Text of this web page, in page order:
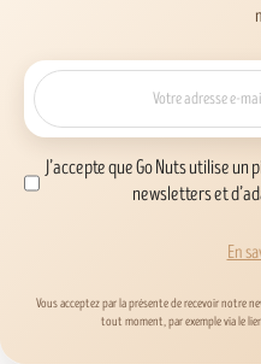
J’accepte que Go Nuts utilise
newsletters et
En
Vous acceptez par la présente de recevoir notre
tout moment, par exemple via le